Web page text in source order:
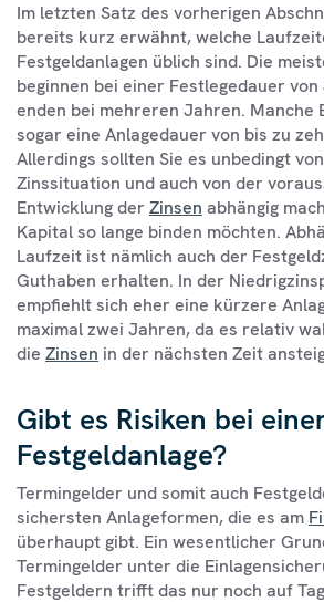
Im letzten Satz des vorherigen
bereits kurz erwähnt, welche
Festgeldanlagen üblich sind. Die
beginnen bei einer Festlegedauer von
enden bei mehreren Jahren. Manche
sogar eine Anlagedauer von bis zu
Allerdings sollten Sie es unbedingt
Zinssituation und auch von der
Entwicklung der Zinsen abhängig
Kapital so lange binden möchten.
Laufzeit ist nämlich auch der
Guthaben erhalten. In der
empfiehlt sich eher eine kürzere
maximal zwei Jahren, da es relativ
die Zinsen in der nächsten Zeit
Gibt es Risiken bei
Festgeldanlage?
Termingelder und somit auch
sichersten Anlageformen, die es am
überhaupt gibt. Ein wesentlicher
Termingelder unter die
Festgeldern trifft das nur noch auf